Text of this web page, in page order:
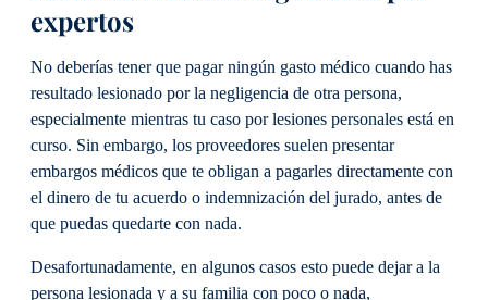
expertos
No deberías tener que pagar ningún gasto médico cuando has
resultado lesionado por la negligencia de otra persona,
especialmente mientras tu caso por lesiones personales está en
curso. Sin embargo, los proveedores suelen presentar
embargos médicos que te obligan a pagarles directamente con
el dinero de tu acuerdo o indemnización del jurado, antes de
que puedas quedarte con nada.
Desafortunadamente, en algunos casos esto puede dejar a la
persona lesionada y a su familia con poco o nada,